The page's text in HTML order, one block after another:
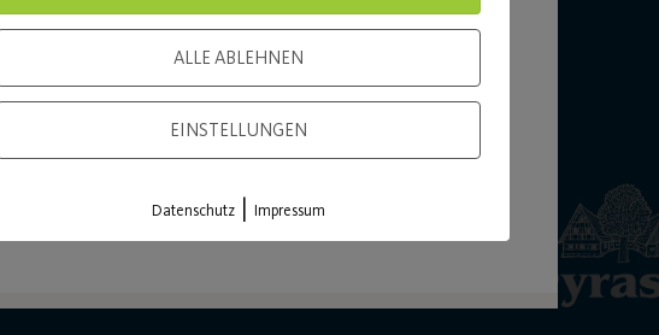
Premium Partner:
ALLE ABLEHNEN
EINSTELLUNGEN
Datenschutz | Impressum
feiere mit uns 100 Jahre
JETZT TICKET SICHERN